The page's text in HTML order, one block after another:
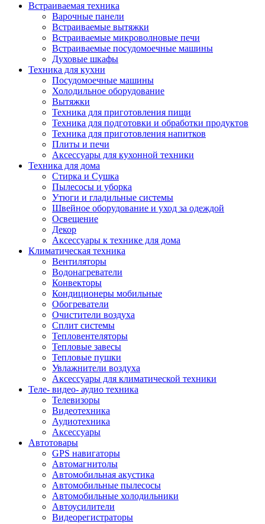
Встраиваемая техника
Варочные панели
Встраиваемые вытяжки
Встраиваемые микроволновые печи
Встраиваемые посудомоечные машины
Духовые шкафы
Техника для кухни
Посудомоечные машины
Холодильное оборудование
Вытяжки
Техника для приготовления пищи
Техника для подготовки и обработки продуктов
Техника для приготовления напитков
Плиты и печи
Аксессуары для кухонной техники
Техника для дома
Стирка и Сушка
Пылесосы и уборка
Утюги и гладильные системы
Швейное оборудование и уход за одеждой
Освещение
Декор
Аксессуары к технике для дома
Климатическая техника
Вентиляторы
Водонагреватели
Конвекторы
Кондиционеры мобильные
Обогреватели
Очистители воздуха
Сплит системы
Тепловентеляторы
Тепловые завесы
Тепловые пушки
Увлажнители воздуха
Аксессуары для климатической техники
Теле- видео- аудио техника
Телевизоры
Видеотехника
Аудиотехника
Аксессуары
Автотовары
GPS навигаторы
Автомагнитолы
Автомобильная акустика
Автомобильные пылесосы
Автомобильные холодильники
Автоусилители
Видеорегистраторы